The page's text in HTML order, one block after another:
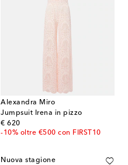
Alexandra Miro
Jumpsuit Irena in pizzo
€ 620
original price
-10% oltre €500 con FIRST10
Nuova stagione